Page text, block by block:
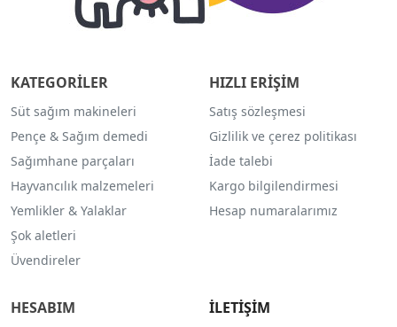
KATEGORİLER
Süt sağım makineleri
Pençe & Sağım demedi
Sağımhane parçaları
Hayvancılık malzemeleri
Yemlikler & Yalaklar
Şok aletleri
Üvendireler
HIZLI ERİŞİM
Satış sözleşmesi
Gizlilik ve çerez politikası
İade talebi
Kargo bilgilendirmesi
Hesap numaralarımız
HESABIM İLETİŞİM